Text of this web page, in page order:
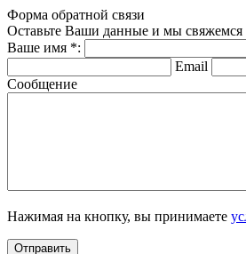
Форма обратной связи
Оставьте Ваши данные и мы
Ваше имя *:
Email
Сообщение
Нажимая на кнопку, вы принимаете